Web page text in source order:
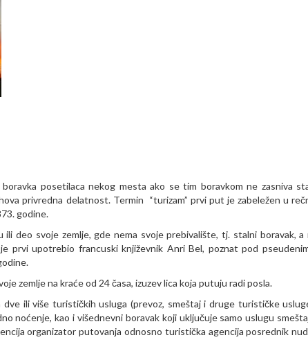
posetilaca nekog mesta ako se tim boravkom ne zasniva
privredna delatnost. Termin “turizam” prvi put je zabeležen u
godine.
deo svoje zemlje, gde nema svoje prebivalište, tj. stalni boravak, a
prvi upotrebio francuski književnik Anri Bel, poznat pod
zemlje na kraće od 24 časa, izuzev lica koja putuju radi posla.
ili više turističkih usluga (prevoz, smeštaj i druge turističke
noćenje, kao i višednevni boravak koji uključuje samo uslugu
organizator putovanja odnosno turistička agencija posrednik